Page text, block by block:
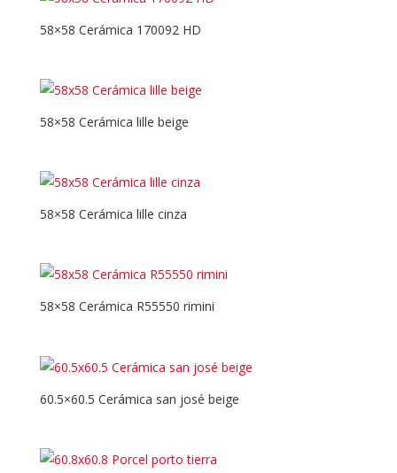
58×58 Cerámica 170092 HD
58×58 Cerámica lille beige
58×58 Cerámica lille cinza
58×58 Cerámica R55550 rimini
60.5×60.5 Cerámica san josé beige